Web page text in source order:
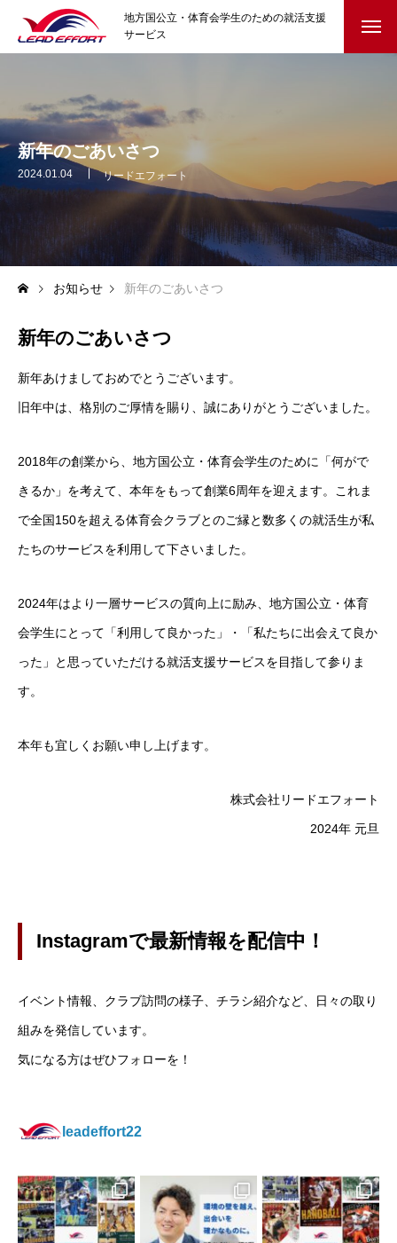
地方国公立・体育会学生のための就活支援
サービス
就活イベント
クラブ協賛
就活コラム
はじめての就活・準備編
自己理解と選択のヒント
迷ったとき・内定後の不安に
運営会社
HOME お知らせ 運営会社 採用ご担当者の方へ
新年のごあいさつ
2024.01.04 リードエフォート
お知らせ 新年のごあいさつ
新年のごあいさつ
新年あけましておめでとうございます。
旧年中は、格別のご厚情を賜り、誠にありがとうございました。
2018年の創業から、地方国公立・体育会学生のために「何がで
きるか」を考えて、本年をもって創業6周年を迎えます。これま
で全国150を超える体育会クラブとのご縁と数多くの就活生が私
たちのサービスを利用して下さいました。
2024年はより一層サービスの質向上に励み、地方国公立・体育
会学生にとって「利用して良かった」・「私たちに出会えて良か
った」と思っていただける就活支援サービスを目指して参りま
す。
本年も宜しくお願い申し上げます。
株式会社リードエフォート
2024年 元旦
Instagramで最新情報を配信中！
イベント情報、クラブ訪問の様子、チラシ紹介など、日々の取り
組みを発信しています。
気になる方はぜひフォローを！
leadeffort22